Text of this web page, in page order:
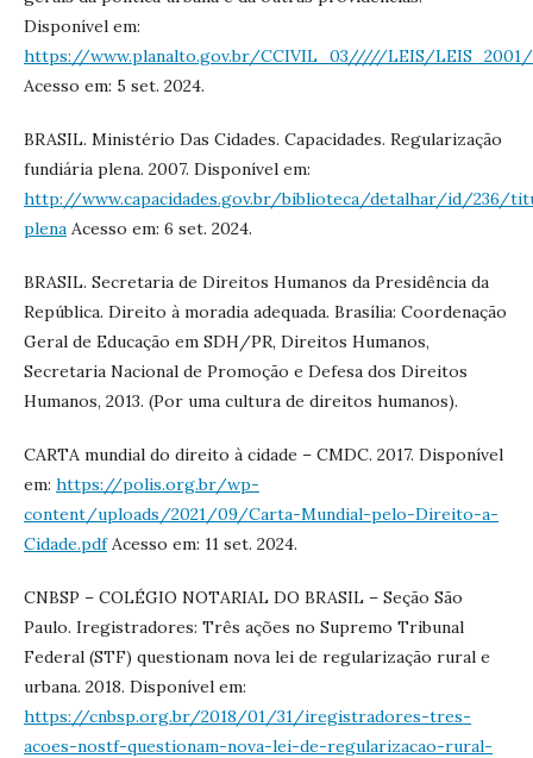
Disponível em:
https://www.planalto.gov.br/CCIVIL_03/////LEIS/LEIS_2001/
Acesso em: 5 set. 2024.
BRASIL. Ministério Das Cidades. Capacidades. Regularização
fundiária plena. 2007. Disponível em:
http://www.capacidades.gov.br/biblioteca/detalhar/id/236/
plena Acesso em: 6 set. 2024.
BRASIL. Secretaria de Direitos Humanos da Presidência da
República. Direito à moradia adequada. Brasília: Coordenação
Geral de Educação em SDH/PR, Direitos Humanos,
Secretaria Nacional de Promoção e Defesa dos Direitos
Humanos, 2013. (Por uma cultura de direitos humanos).
CARTA mundial do direito à cidade – CMDC. 2017. Disponível
em: https://polis.org.br/wp-
content/uploads/2021/09/Carta-Mundial-pelo-Direito-a-
Cidade.pdfAcesso em: 11 set. 2024.
CNBSP – COLÉGIO NOTARIAL DO BRASIL – Seção São
Paulo. Iregistradores: Três ações no Supremo Tribunal
Federal (STF) questionam nova lei de regularização rural e
urbana. 2018. Disponível em:
https://cnbsp.org.br/2018/01/31/iregistradores-tres-
acoes-nostf-questionam-nova-lei-de-regularizacao-rural-